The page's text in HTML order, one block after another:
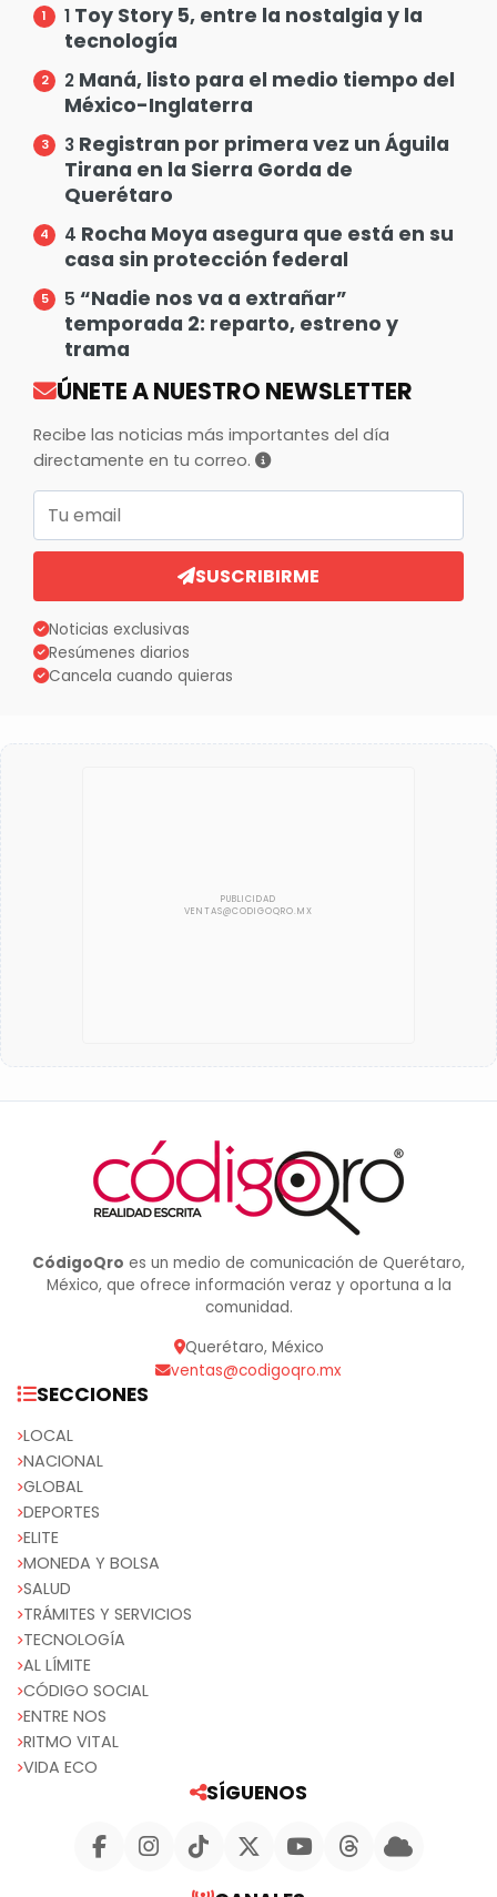
1 Toy Story 5, entre la nostalgia y la
tecnología
2 Maná, listo para el medio tiempo del
México-Inglaterra
3 Registran por primera vez un Águila
Tirana en la Sierra Gorda de
Querétaro
4 Rocha Moya asegura que está en su
casa sin protección federal
5 “Nadie nos va a extrañar”
temporada 2: reparto, estreno y
trama
ÚNETE A NUESTRO NEWSLETTER
Recibe las noticias más importantes del día
directamente en tu correo.
Correo electrónico
SUSCRIBIRME
Noticias exclusivas
Resúmenes diarios
Cancela cuando quieras
CódigoQro es un medio de comunicación de Querétaro,
México, que ofrece información veraz y oportuna a la
comunidad.
Querétaro, México
ventas@codigoqro.mx
SECCIONES
LOCAL
NACIONAL
GLOBAL
DEPORTES
ELITE
MONEDA Y BOLSA
SALUD
TRÁMITES Y SERVICIOS
TECNOLOGÍA
AL LÍMITE
CÓDIGO SOCIAL
ENTRE NOS
RITMO VITAL
VIDA ECO
SÍGUENOS